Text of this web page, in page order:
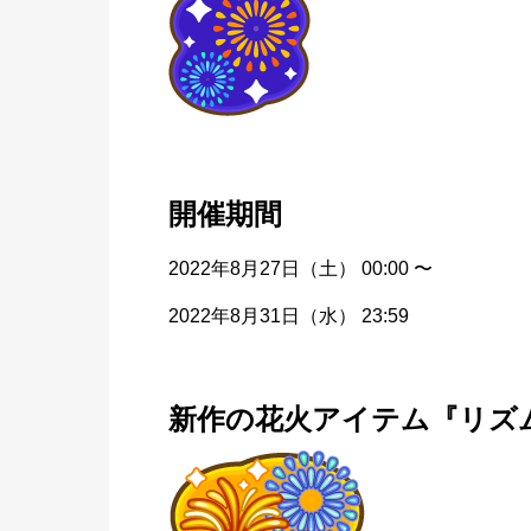
開催期間
2022年8月27日（土） 00:00 〜
2022年8月31日（水） 23:59
新作の花火アイテム『リズ